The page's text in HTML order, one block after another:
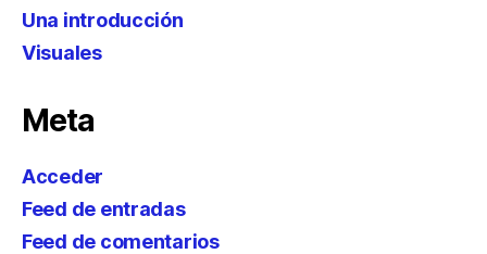
Una introducción
Visuales
Meta
Acceder
Feed de entradas
Feed de comentarios